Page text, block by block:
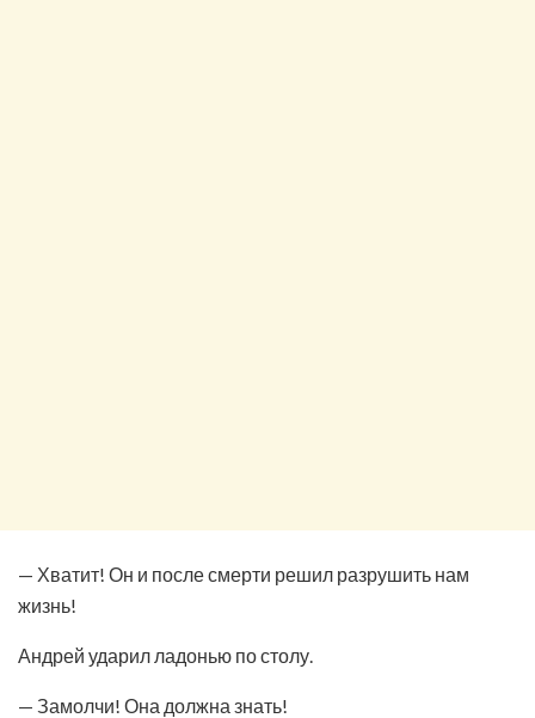
— Хватит! Он и после смерти решил разрушить нам
жизнь!
Андрей ударил ладонью по столу.
— Замолчи! Она должна знать!